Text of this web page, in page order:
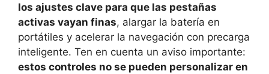
los ajustes clave para que las pestañas
activas vayan finas, alargar la batería en
portátiles y acelerar la navegación con precarga
inteligente. Ten en cuenta un aviso importante:
estos controles no se pueden personalizar en